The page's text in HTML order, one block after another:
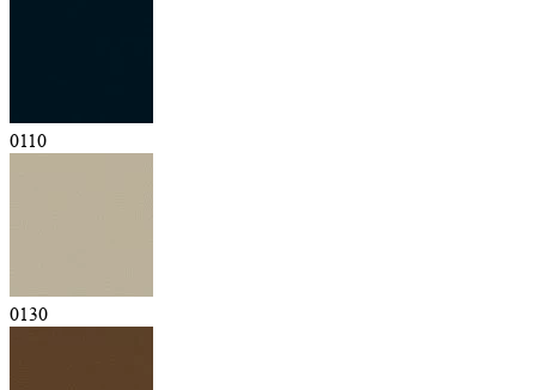
0110
0130